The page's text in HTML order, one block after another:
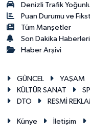
Denizli Trafik
Puan Durumu ve
Tüm Manşetler
Son Dakika Haberleri
Haber Arşivi
GÜNCEL YAŞAM
KÜLTÜR SANAT
DTO
RESMİ
Künye İletişim